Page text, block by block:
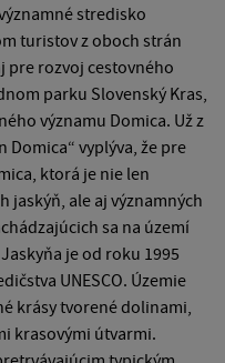
stredisko
turistov z oboch strán
pre rozvoj cestovného
parku Slovenský Kras,
významu Domica. Už z
vyplýva, že pre
ktorá je nie len
jaskýň, ale aj významných
sa na území
je od roku 1995
UNESCO. Územie
krásy tvorené dolinami,
krasovými útvarmi.